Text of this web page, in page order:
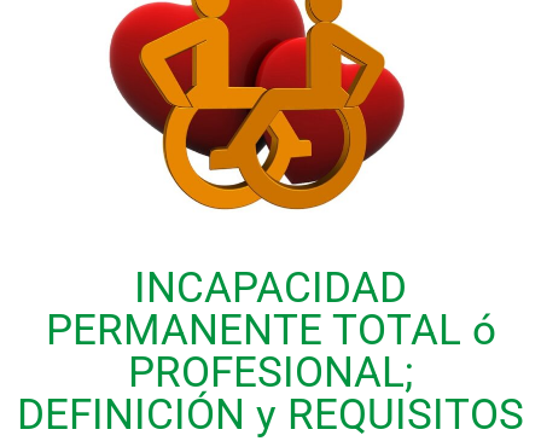
INCAPACIDAD
PERMANENTE TOTAL ó
PROFESIONAL;
DEFINICIÓN y REQUISITOS